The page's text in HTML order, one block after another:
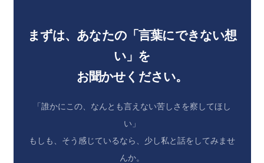
まずは、あなたの「言葉にできない想
い」を
お聞かせください。
「誰かにこの、なんとも言えない苦しさを察してほし
い」
もしも、そう感じているなら、少し私と話をしてみませ
んか。